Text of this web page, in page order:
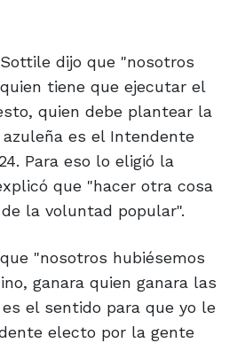
dijo que "nosotros
tiene que ejecutar el
quien debe plantear la
es el Intendente
Para eso lo eligió la
que "hacer otra cosa
la voluntad popular".
"nosotros hubiésemos
ganara quien ganara las
el sentido para que yo le
electo por la gente